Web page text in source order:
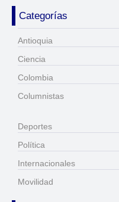
Categorías
Antioquia
Ciencia
Colombia
Columnistas
Deportes
Política
Internacionales
Movilidad